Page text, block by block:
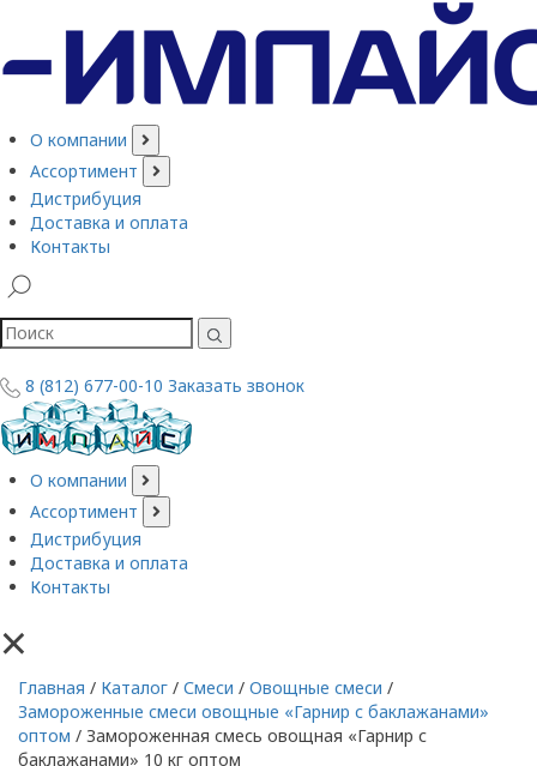
О компании
Ассортимент
Дистрибуция
Доставка и оплата
Контакты
8 (812) 677-00-10 Заказать звонок
О компании
Ассортимент
Дистрибуция
Доставка и оплата
Контакты
×
Главная / Каталог / Смеси / Овощные смеси /
Замороженные смеси овощные «Гарнир с баклажанами»
оптом / Замороженная смесь овощная «Гарнир с
баклажанами» 10 кг оптом